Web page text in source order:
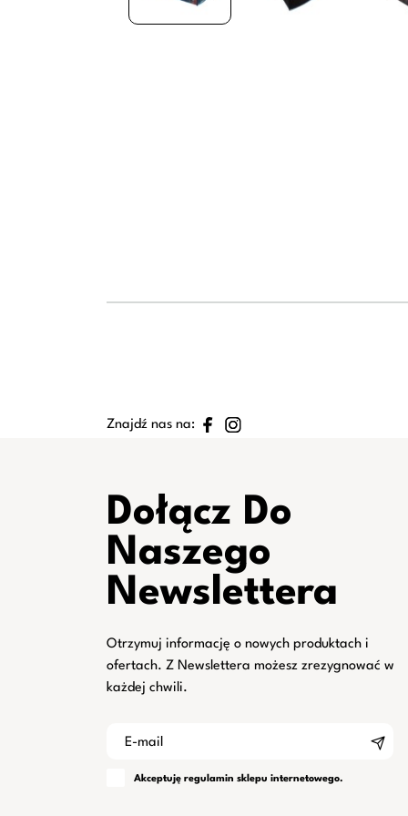
Znajdź nas na:
Dołącz Do
Naszego
Newslettera
Otrzymuj informację o nowych produktach i
ofertach. Z Newslettera możesz zrezygnować w
każdej chwili.
Akceptuję regulamin sklepu internetowego.